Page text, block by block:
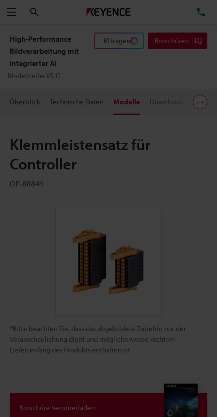
Menü
High-Performance
Bildverarbeitung mit
integrierter AI
Modellreihe VS-G
KI fragen Broschüren
Überblick Technische Daten Modelle Downloads
Klemmleistensatz für
Controller
OP-88845
*Bitte beachten Sie, dass das abgebildete Zubehör nur der
Veranschaulichung dient und möglicherweise nicht im
Lieferumfang des Produkts enthalten ist.
Broschüre herunterladen